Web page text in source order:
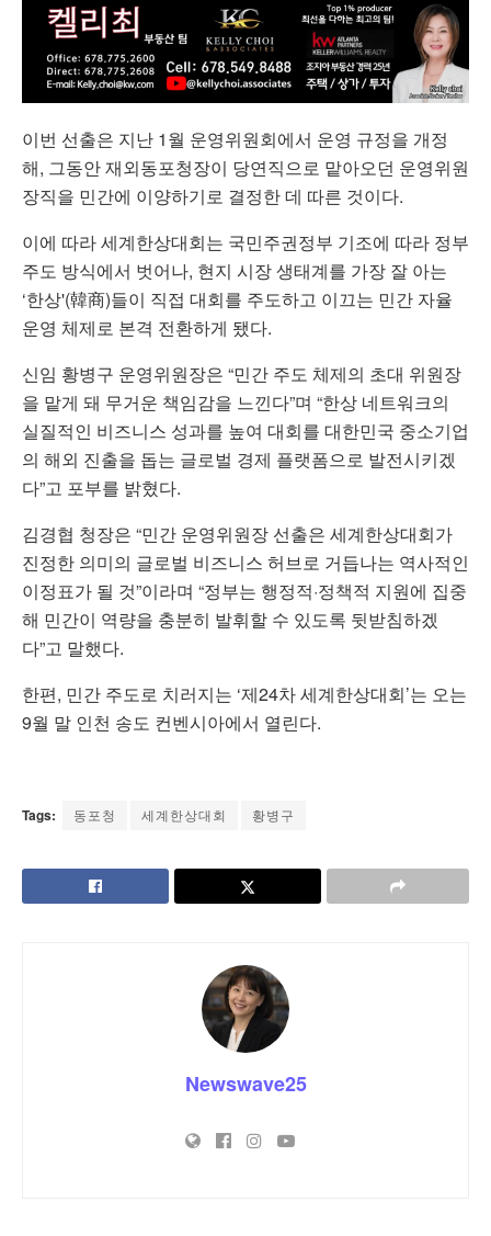
이번 선출은 지난 1월 운영위원회에서 운영 규정을 개정
해, 그동안 재외동포청장이 당연직으로 맡아오던 운영위원
장직을 민간에 이양하기로 결정한 데 따른 것이다.
이에 따라 세계한상대회는 국민주권정부 기조에 따라 정부
주도 방식에서 벗어나, 현지 시장 생태계를 가장 잘 아는
‘한상'(韓商)들이 직접 대회를 주도하고 이끄는 민간 자율
운영 체제로 본격 전환하게 됐다.
신임 황병구 운영위원장은 “민간 주도 체제의 초대 위원장
을 맡게 돼 무거운 책임감을 느낀다”며 “한상 네트워크의
실질적인 비즈니스 성과를 높여 대회를 대한민국 중소기업
의 해외 진출을 돕는 글로벌 경제 플랫폼으로 발전시키겠
다”고 포부를 밝혔다.
김경협 청장은 “민간 운영위원장 선출은 세계한상대회가
진정한 의미의 글로벌 비즈니스 허브로 거듭나는 역사적인
이정표가 될 것”이라며 “정부는 행정적·정책적 지원에 집중
해 민간이 역량을 충분히 발휘할 수 있도록 뒷받침하겠
다”고 말했다.
한편, 민간 주도로 치러지는 ‘제24차 세계한상대회’는 오는
9월 말 인천 송도 컨벤시아에서 열린다.
Tags: 동포청 세계한상대회 황병구
Newswave25